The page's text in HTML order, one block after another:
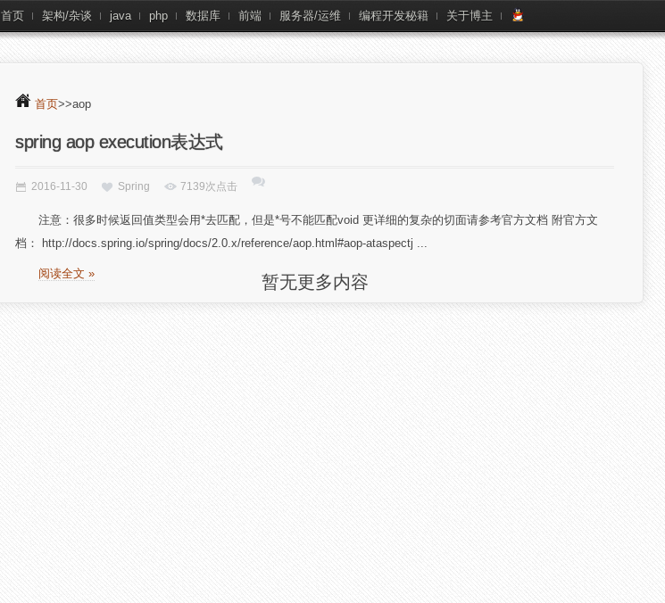
首页 架构/杂谈 java php 数据库 前端 服务器/运维 编程开发秘籍 关于博主
首页>>aop
spring aop execution表达式
2016-11-30 Spring 7139次点击
注意：很多时候返回值类型会用*去匹配，但是*号不能匹配void 更详细的复杂的切面请参考官方文档 附官方文
档： http://docs.spring.io/spring/docs/2.0.x/reference/aop.html#aop-ataspectj ...
阅读全文 » 暂无更多内容